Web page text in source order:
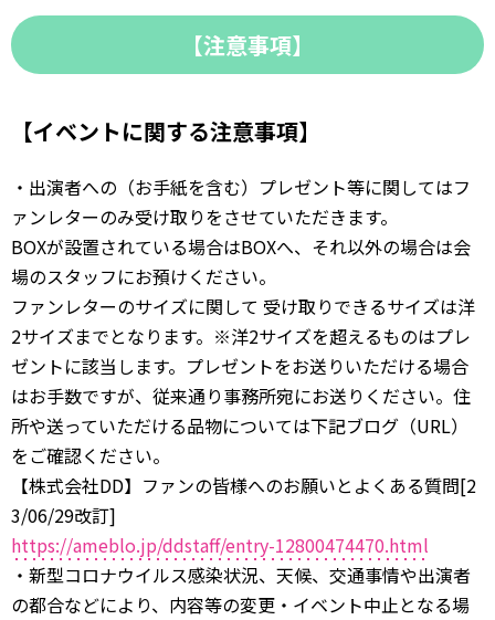
【注意事項】
【イベントに関する注意事項】
・出演者への（お手紙を含む）プレゼント等に関してはフ
ァンレターのみ受け取りをさせていただきます。
BOXが設置されている場合はBOXへ、それ以外の場合は会
場のスタッフにお預けください。
ファンレターのサイズに関して 受け取りできるサイズは洋
2サイズまでとなります。※洋2サイズを超えるものはプレ
ゼントに該当します。プレゼントをお送りいただける場合
はお手数ですが、従来通り事務所宛にお送りください。住
所や送っていただける品物については下記ブログ（URL）
をご確認ください。
【株式会社DD】ファンの皆様へのお願いとよくある質問[2
3/06/29改訂]
https://ameblo.jp/ddstaff/entry-12800474470.html
・新型コロナウイルス感染状況、天候、交通事情や出演者
の都合などにより、内容等の変更・イベント中止となる場